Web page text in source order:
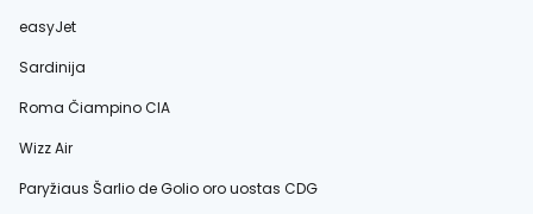
easyJet
Sardinija
Roma Čiampino CIA
Wizz Air
Paryžiaus Šarlio de Golio oro uostas CDG